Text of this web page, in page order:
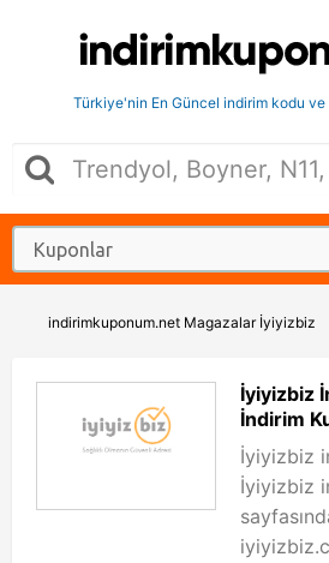
Türkiye'nin En Güncel indirim kodu
indirimkuponum.net Magazalar İyiyizbiz
İyiyizbiz
İndirim
İyiyizbiz
İyiyizbiz